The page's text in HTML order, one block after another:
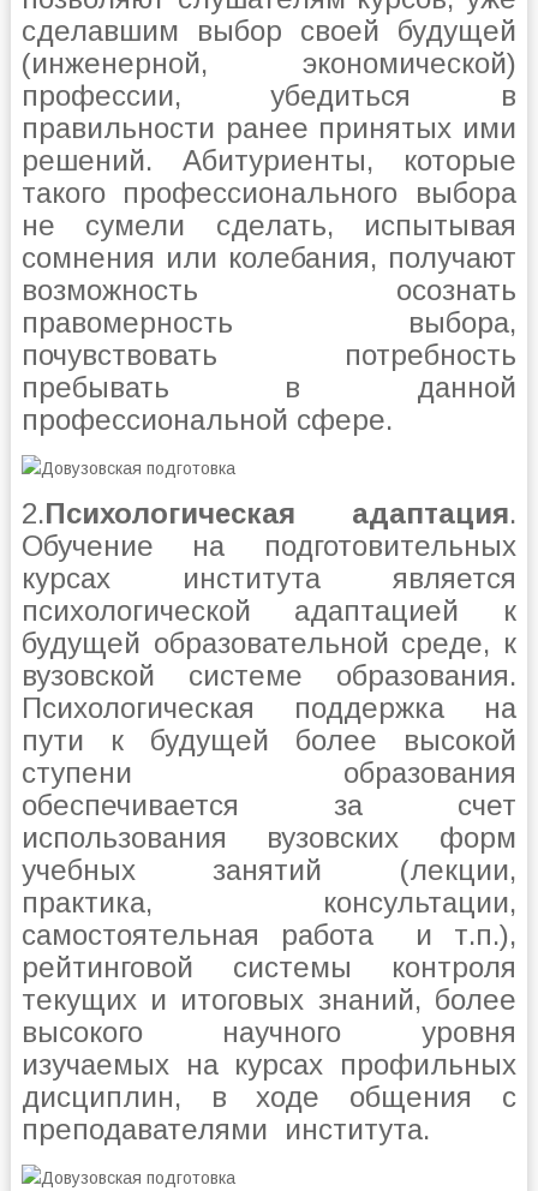
сделавшим выбор своей будущей
(инженерной, экономической)
профессии, убедиться в
правильности ранее принятых ими
решений. Абитуриенты, которые
такого профессионального выбора
не сумели сделать, испытывая
сомнения или колебания, получают
возможность осознать
правомерность выбора,
почувствовать потребность
пребывать в данной
профессиональной сфере.
2.Психологическая адаптация.
Обучение на подготовительных
курсах института является
психологической адаптацией к
будущей образовательной среде, к
вузовской системе образования.
Психологическая поддержка на
пути к будущей более высокой
ступени образования
обеспечивается за счет
использования вузовских форм
учебных занятий (лекции,
практика, консультации,
самостоятельная работа и т.п.),
рейтинговой системы контроля
текущих и итоговых знаний, более
высокого научного уровня
изучаемых на курсах профильных
дисциплин, в ходе общения с
преподавателями института.